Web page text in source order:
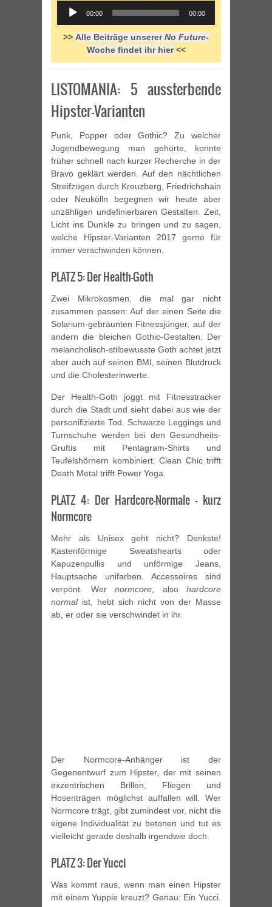
Audio
Player
00:00 00:00
>> Alle Beiträge unsererNo Future-
Woche findet ihr hier<<
LISTOMANIA: 5 aussterbende
Hipster-Varianten
Punk, Popper oder Gothic? Zu welcher
Jugendbewegung man gehörte, konnte
früher schnell nach kurzer Recherche in der
Bravo geklärt werden. Auf den nächtlichen
Streifzügen durch Kreuzberg, Friedrichshain
oder Neukölln begegnen wir heute aber
unzähligen undefinierbaren Gestalten. Zeit,
Licht ins Dunkle zu bringen und zu sagen,
welche Hipster-Varianten 2017 gerne für
immer verschwinden können.
PLATZ 5: Der Health-Goth
Zwei Mikrokosmen, die mal gar nicht
zusammen passen: Auf der einen Seite die
Solarium-gebräunten Fitnessjünger, auf der
andern die bleichen Gothic-Gestalten. Der
melancholisch-stilbewusste Goth achtet jetzt
aber auch auf seinen BMI, seinen Blutdruck
und die Cholesterinwerte.
Der Health-Goth joggt mit Fitnesstracker
durch die Stadt und sieht dabei aus wie der
personifizierte Tod. Schwarze Leggings und
Turnschuhe werden bei den Gesundheits-
Gruftis mit Pentagram-Shirts und
Teufelshörnern kombiniert. Clean Chic trifft
Death Metal trifft Power Yoga.
PLATZ 4: Der Hardcore-Normale – kurz
Normcore
Mehr als Unisex geht nicht? Denkste!
Kastenförmige Sweatshearts oder
Kapuzenpullis und unförmige Jeans,
Hauptsache unifarben. Accessoires sind
verpönt. Wer normcore, also hardcore
normalist, hebt sich nicht von der Masse
ab, er oder sie verschwindet in ihr.
Der Normcore-Anhänger ist der
Gegenentwurf zum Hipster, der mit seinen
exzentrischen Brillen, Fliegen und
Hosenträgen möglichst auffallen will. Wer
Normcore trägt, gibt zumindest vor, nicht die
eigene Individualität zu betonen und tut es
vielleicht gerade deshalb irgendwie doch.
PLATZ 3: Der Yucci
Was kommt raus, wenn man einen Hipster
mit einem Yuppie kreuzt? Genau: Ein Yucci.